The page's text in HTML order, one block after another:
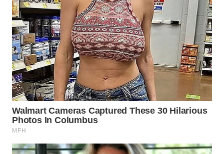
WN
PRIANGAN
TIMUR
WN
SEMARANG
WN
SOLO
WN